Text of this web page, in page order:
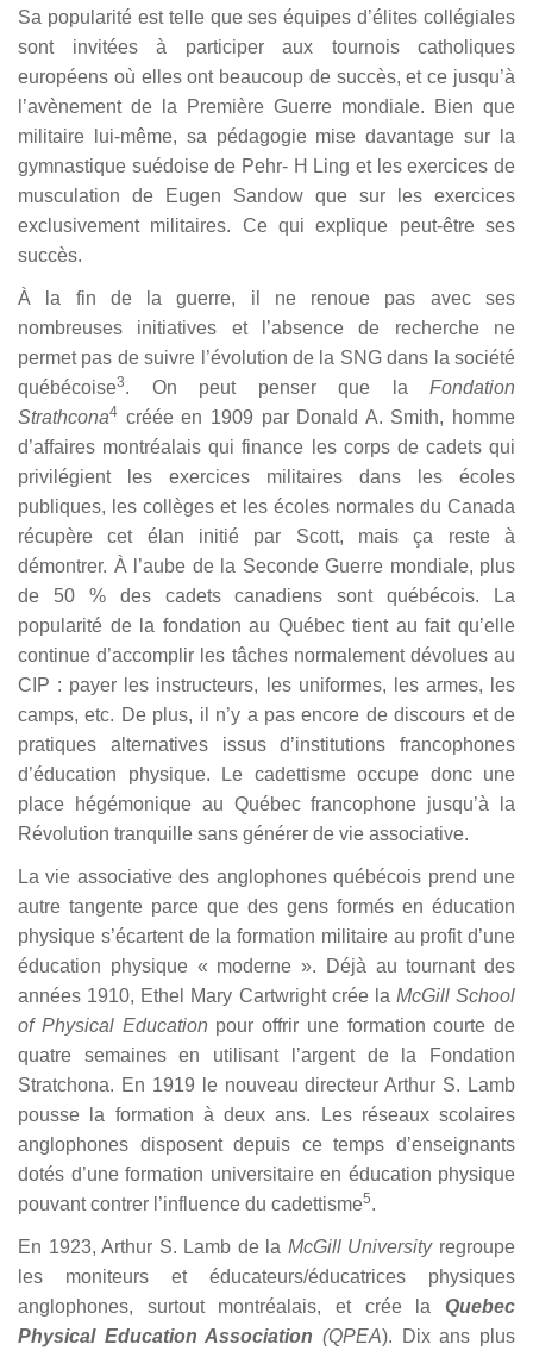
Sa popularité est telle que ses équipes d’élites collégiales
sont invitées à participer aux tournois catholiques
européens où elles ont beaucoup de succès, et ce jusqu’à
l’avènement de la Première Guerre mondiale. Bien que
militaire lui-même, sa pédagogie mise davantage sur la
gymnastique suédoise de Pehr- H Ling et les exercices de
musculation de Eugen Sandow que sur les exercices
exclusivement militaires. Ce qui explique peut-être ses
succès.
À la fin de la guerre, il ne renoue pas avec ses
nombreuses initiatives et l’absence de recherche ne
permet pas de suivre l’évolution de la SNG dans la société
québécoise3. On peut penser que la Fondation
Strathcona4 créée en 1909 par Donald A. Smith, homme
d’affaires montréalais qui finance les corps de cadets qui
privilégient les exercices militaires dans les écoles
publiques, les collèges et les écoles normales du Canada
récupère cet élan initié par Scott, mais ça reste à
démontrer. À l’aube de la Seconde Guerre mondiale, plus
de 50 % des cadets canadiens sont québécois. La
popularité de la fondation au Québec tient au fait qu’elle
continue d’accomplir les tâches normalement dévolues au
CIP : payer les instructeurs, les uniformes, les armes, les
camps, etc. De plus, il n’y a pas encore de discours et de
pratiques alternatives issus d’institutions francophones
d’éducation physique. Le cadettisme occupe donc une
place hégémonique au Québec francophone jusqu’à la
Révolution tranquille sans générer de vie associative.
La vie associative des anglophones québécois prend une
autre tangente parce que des gens formés en éducation
physique s’écartent de la formation militaire au profit d’une
éducation physique « moderne ». Déjà au tournant des
années 1910, Ethel Mary Cartwright crée la McGill School
of Physical Education pour offrir une formation courte de
quatre semaines en utilisant l’argent de la Fondation
Stratchona. En 1919 le nouveau directeur Arthur S. Lamb
pousse la formation à deux ans. Les réseaux scolaires
anglophones disposent depuis ce temps d’enseignants
dotés d’une formation universitaire en éducation physique
pouvant contrer l’influence du cadettisme5.
En 1923, Arthur S. Lamb de la McGill Universityregroupe
les moniteurs et éducateurs/éducatrices physiques
anglophones, surtout montréalais, et crée la Quebec
Physical Education Association (QPEA). Dix ans plus